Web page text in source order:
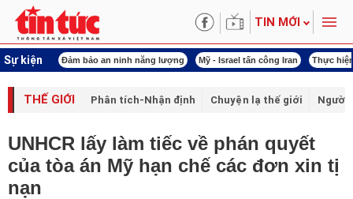
TIN MỚI
Sự kiện
khóa XVI Đảm bảo an ninh năng lượng Mỹ - Israel tấn công Iran Thực
THẾ GIỚI Phân tích-Nhận định Chuyện lạ thế giới Người
UNHCR lấy làm tiếc về phán quyết
của tòa án Mỹ hạn chế các đơn xin tị
nạn